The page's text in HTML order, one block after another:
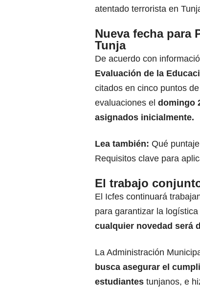
atentado terrorista en
Nueva fecha para
Tunja
De acuerdo con
Evaluación de la
citados en cinco puntos
evaluaciones el domingo
asignados inicialmente.
Lea también: Qué
Requisitos clave para
El trabajo
El Icfes continuará
para garantizar la
cualquier novedad será
La Administración
busca asegurar el
estudiantes tunjanos, e